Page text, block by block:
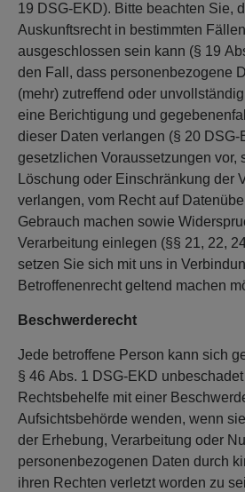
19 DSG-EKD). Bitte beachten Sie,
Auskunftsrecht in bestimmten
ausgeschlossen sein kann (§ 19
den Fall, dass personenbezogene
(mehr) zutreffend oder
eine Berichtigung und
dieser Daten verlangen (§ 20 DSG-
gesetzlichen Voraussetzungen vor,
Löschung oder Einschränkung der
verlangen, vom Recht auf
Gebrauch machen sowie
Verarbeitung einlegen (§§ 21, 22,
setzen Sie sich mit uns in
Betroffenenrecht geltend machen
Beschwerderecht
Jede betroffene Person kann sich
§ 46 Abs. 1 DSG-EKD
Rechtsbehelfe mit einer
Aufsichtsbehörde wenden, wenn
der Erhebung, Verarbeitung oder
personenbezogenen Daten durch
ihren Rechten verletzt worden zu